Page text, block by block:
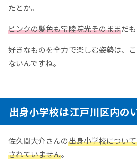
たとか。
ピンクの髪色も常陸院光そのままだ
好きなものを全力で楽しむ姿勢は、
ないんですね。
出身小学校は江戸川区内の
佐久間大介さんの出身小学校につい
されていません。